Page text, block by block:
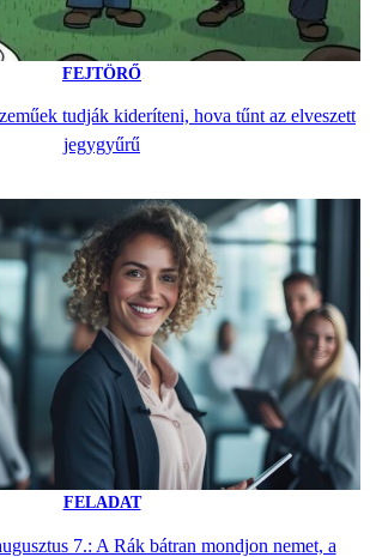
FEJTÖRŐ
tudják kideríteni, hova tűnt az elveszett
jegygyűrű
FELADAT
7.: A Rák bátran mondjon nemet, a